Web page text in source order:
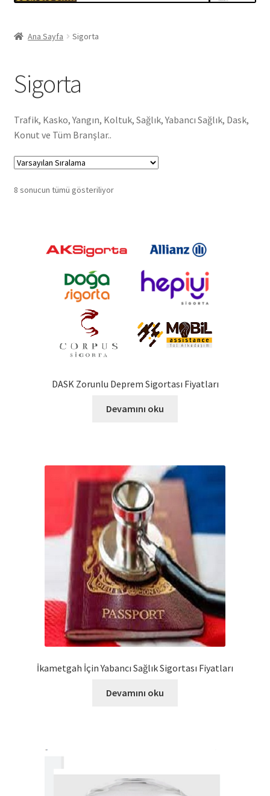
Ana Sayfa Sigorta
Sigorta
Trafik, Kasko, Yangın, Koltuk, Sağlık, Yabancı Sağlık, Dask,
Konut ve Tüm Branşlar..
8 sonucun tümü gösteriliyor
DASK Zorunlu Deprem Sigortası Fiyatları
Devamını oku
İkametgah İçin Yabancı Sağlık Sigortası Fiyatları
Devamını oku